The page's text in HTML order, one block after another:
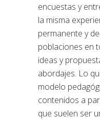
encuestas y
la misma
permanente y
poblaciones en
ideas y
abordajes. Lo
modelo
contenidos a
que suelen ser